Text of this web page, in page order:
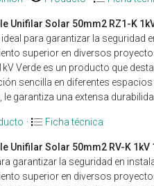
Unifilar Solar 50mm2 RZ1-K
para garantizar la seguridad
superior en diversos
Verde es un producto que
sencilla en diferentes
le garantiza una extensa
· Ficha técnica
Unifilar Solar 50mm2 RV-K 1kV
garantizar la seguridad en
superior en diversos